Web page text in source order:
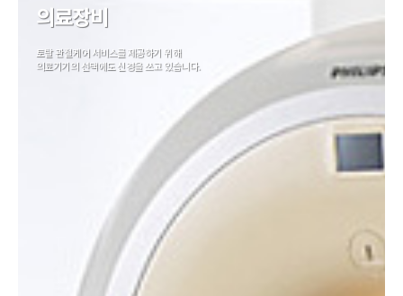
의료장비
토탈 관절케어 서비스를 제공하기 위해
의료기기의 선택에도 신경을 쓰고 있습니다.